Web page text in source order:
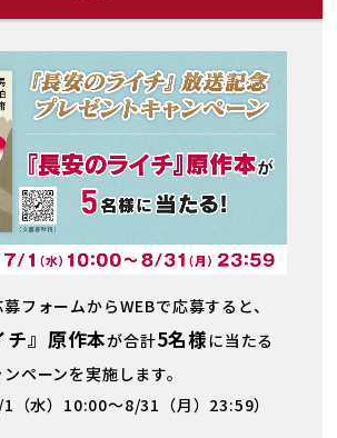
フォームからWEBで応募すると、
チ』原作本が合計5名様に当たる
ペーンを実施します。
1（水）10:00～8/31（月）23:59）